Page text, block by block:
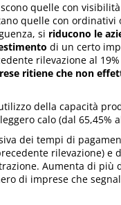
quelle con
quelle con ordinativi
si riducono le
di un certo
rilevazione al 19%
ritiene che non
della capacità
calo (dal 65,45%
dei tempi di
rilevazione) e
Aumenta di più
di imprese che